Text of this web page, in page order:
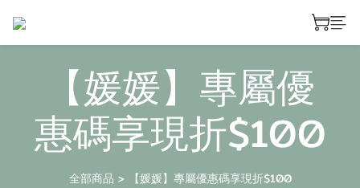
【媛媛】專屬優
惠碼享現折$100
全部商品 > 【媛媛】專屬優惠碼享現折$100